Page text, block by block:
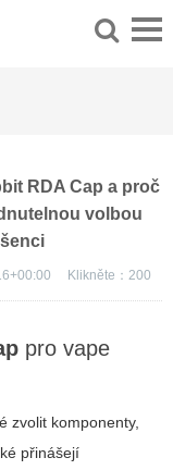
RDA Cap a proč
volbou
Klikněte： 200
pro vape
zvolit komponenty,
přinášejí